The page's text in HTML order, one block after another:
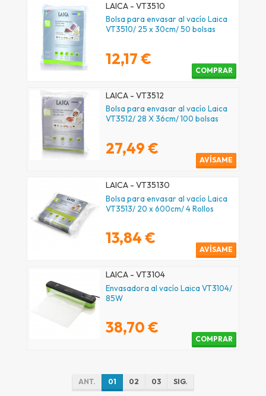
LAICA - VT3510
Bolsa para envasar al vacío Laica
VT3510/ 25 x 30cm/ 50 bolsas
12,17 €
COMPRAR
LAICA - VT3512
Bolsa para envasar al vacío Laica
VT3512/ 28 X 36cm/ 100 bolsas
27,49 €
AVÍSAME
LAICA - VT35130
Bolsa para envasar al vacío Laica
VT3513/ 20 x 600cm/ 4 Rollos
13,84 €
AVÍSAME
LAICA - VT3104
Envasadora al vacío Laica VT3104/
85W
38,70 €
COMPRAR
ANT. 01 02 03 SIG.